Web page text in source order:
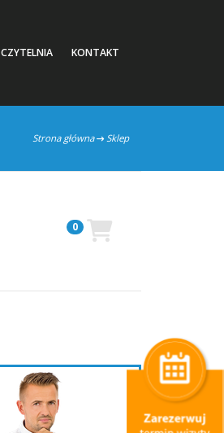
CZYTELNIA KONTAKT
Strona główna Sklep
0